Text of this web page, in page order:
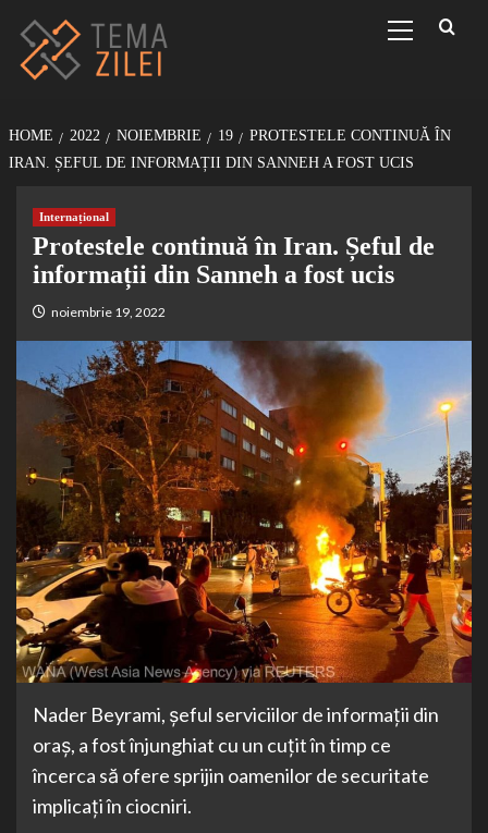
conținut
Menu
HOME 2022 NOIEMBRIE 19
PROTESTELE CONTINUĂ ÎN
IRAN. ȘEFUL DE INFORMAȚII DIN SANNEH A FOST UCIS
Internațional
Protestele continuă în Iran. Șeful de
informații din Sanneh a fost ucis
noiembrie 19, 2022
Nader Beyrami, șeful serviciilor de informații din
oraș, a fost înjunghiat cu un cuțit în timp ce
încerca să ofere sprijin oamenilor de securitate
implicați în ciocniri.